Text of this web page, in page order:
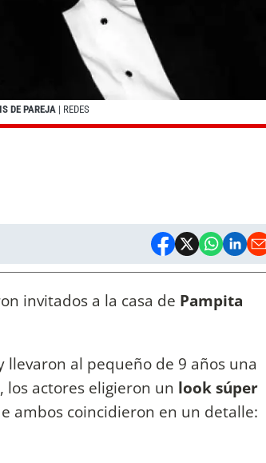
DE PAREJA | REDES
invitados a la casa de Pampita
llevaron al pequeño de 9 años una
los actores eligieron un look súper
ambos coincidieron en un detalle: